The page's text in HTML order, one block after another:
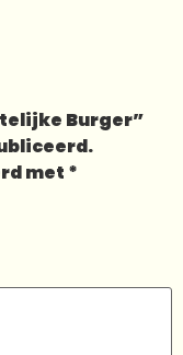
Burger”
met *